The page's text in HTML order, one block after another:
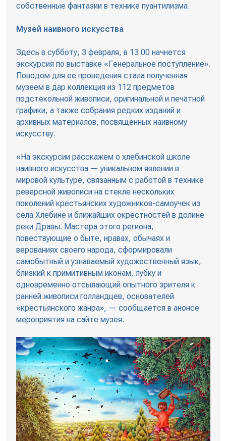
собственные фантазии в технике пуантилизма.
Музей наивного искусства
Здесь в субботу, 3 февраля, в 13.00 начнется
экскурсия по выставке «Генеральное поступление».
Поводом для ее проведения стала полученная
музеем в дар коллекция из 112 предметов
подстекольной живописи, оригинальной и печатной
графики, а также собрания редких изданий и
архивных материалов, посвященных наивному
искусству.
«На экскурсии расскажем о хлебинской школе
наивного искусства — уникальном явлении в
мировой культуре, связанным с работой в технике
реверсной живописи на стекле нескольких
поколений крестьянских художников-самоучек из
села Хлебине и ближайших окрестностей в долине
реки Дравы. Мастера этого региона,
повествующие о быте, нравах, обычаях и
верованиях своего народа, сформировали
самобытный и узнаваемый художественный язык,
близкий к примитивным иконам, лубку и
одновременно отсылающий опытного зрителя к
ранней живописи голландцев, основателей
«крестьянского жанра», — сообщается в анонсе
мероприятия на сайте музея.